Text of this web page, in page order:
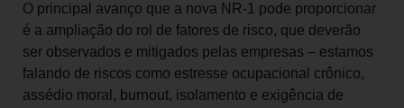
O principal avanço que a nova NR-1 pode proporcionar
é a ampliação do rol de fatores de risco, que deverão
ser observados e mitigados pelas empresas – estamos
falando de riscos como estresse ocupacional crônico,
assédio moral, burnout, isolamento e exigência de